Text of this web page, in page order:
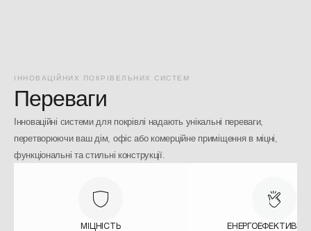
ІННОВАЦІЙНИХ ПОКРІВЕЛЬНИХ СИСТЕМ
Переваги
Інноваційні системи для покрівлі надають унікальні переваги,
перетворюючи ваш дім, офіс або комерційне приміщення в міцні,
функціональні та стильні конструкції.
МІЦНІСТЬ